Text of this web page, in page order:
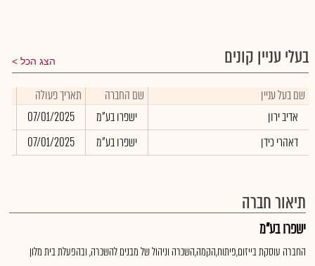
בעלי עניין קונים הצג הכל
שם בעל עניין שם החברה תאריך פעולה
אדיב ירון
ישפרו בע"מ 07/01/2025
דאהרי כידן
ישפרו בע"מ 07/01/2025
תיאור חברה
ישפרו בע"מ
החברה עוסקת בייזום,פיתוח,הקמה,השכרה וניהול של מבנים להשכרה, ובהפעלת בית מלון